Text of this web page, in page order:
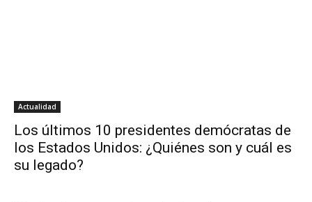
Actualidad
Los últimos 10 presidentes demócratas de
los Estados Unidos: ¿Quiénes son y cuál es
su legado?